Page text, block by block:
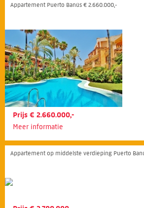
Appartement Puerto Banús € 2.660.000,-
Prijs € 2.660.000,-
Meer informatie
Appartement op middelste verdieping Puerto